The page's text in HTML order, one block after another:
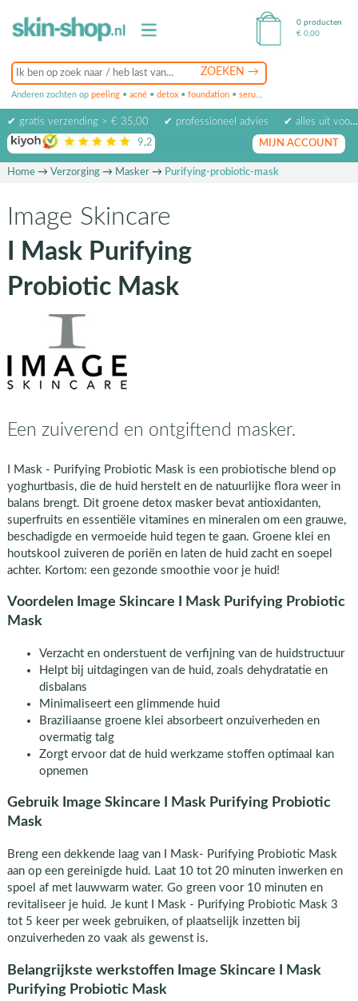
Anderen zochten op peeling • acné • detox • foundation • serum
0 producten
€ 0,00
✔ gratis verzending > € 35,00 ✔ professioneel advies
✔ alles uit voorraad leverbaar
9,2 op basis van beoordelingen
MIJN ACCOUNT
Home→ Verzorging→ Masker→ Purifying-probiotic-mask
Image Skincare
I Mask Purifying
Probiotic Mask
Een zuiverend en ontgiftend masker.
I Mask - Purifying Probiotic Mask is een probiotische blend op
yoghurtbasis, die de huid herstelt en de natuurlijke flora weer in
balans brengt. Dit groene detox masker bevat antioxidanten,
superfruits en essentiële vitamines en mineralen om een grauwe,
beschadigde en vermoeide huid tegen te gaan. Groene klei en
houtskool zuiveren de poriën en laten de huid zacht en soepel
achter. Kortom: een gezonde smoothie voor je huid!
Voordelen Image Skincare I Mask Purifying Probiotic
Mask
Verzacht en onderstuent de verfijning van de huidstructuur
Helpt bij uitdagingen van de huid, zoals dehydratatie en
disbalans
Minimaliseert een glimmende huid
Braziliaanse groene klei absorbeert onzuiverheden en
overmatig talg
Zorgt ervoor dat de huid werkzame stoffen optimaal kan
opnemen
Gebruik Image Skincare I Mask Purifying Probiotic
Mask
Breng een dekkende laag van I Mask- Purifying Probiotic Mask
aan op een gereinigde huid. Laat 10 tot 20 minuten inwerken en
spoel af met lauwwarm water. Go green voor 10 minuten en
revitaliseer je huid. Je kunt I Mask - Purifying Probiotic Mask 3
tot 5 keer per week gebruiken, of plaatselijk inzetten bij
onzuiverheden zo vaak als gewenst is.
Belangrijkste werkstoffen Image Skincare I Mask
Purifying Probiotic Mask